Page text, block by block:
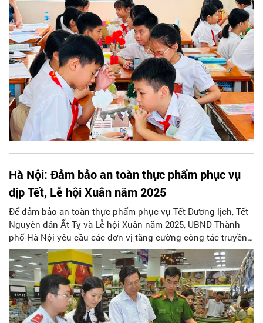
Hà Nội: Đảm bảo an toàn thực phẩm phục vụ
dịp Tết, Lễ hội Xuân năm 2025
Để đảm bảo an toàn thực phẩm phục vụ Tết Dương lịch, Tết
Nguyên đán Ất Tỵ và Lễ hội Xuân năm 2025, UBND Thành
phố Hà Nội yêu cầu các đơn vị tăng cường công tác truyền
thông, phổ biến Kế hoạch triển khai công tác bảo đảm an
toàn thực phẩm, phòng ngừa ngộ độc thực phẩm, bảo vệ
quyền lợi và sức khỏe người tiêu dùng.